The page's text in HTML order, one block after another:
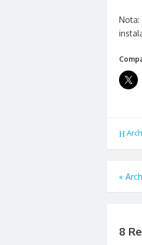
Nota:
de
«
8